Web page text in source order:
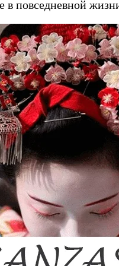
в повседневной